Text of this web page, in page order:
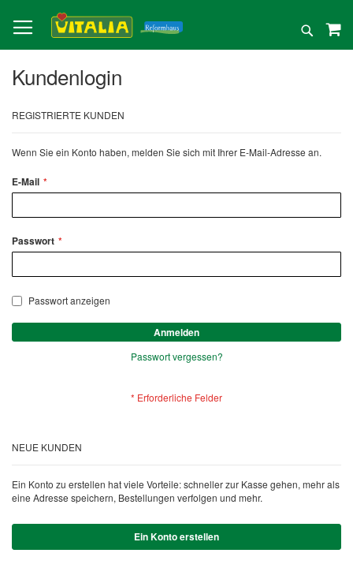
zum
Inhalt
Suche
Kundenlogin
REGISTRIERTE KUNDEN
Wenn Sie ein Konto haben, melden Sie sich mit Ihrer E-Mail-Adresse an.
E-Mail
Passwort
Passwort anzeigen
Anmelden
Passwort vergessen?
NEUE KUNDEN
Ein Konto zu erstellen hat viele Vorteile: schneller zur Kasse gehen, mehr als
eine Adresse speichern, Bestellungen verfolgen und mehr.
Ein Konto erstellen